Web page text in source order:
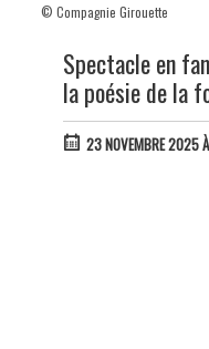
© Compagnie Girouette
Spectacle en
la poésie de la
23 NOVEMBRE 2025 À